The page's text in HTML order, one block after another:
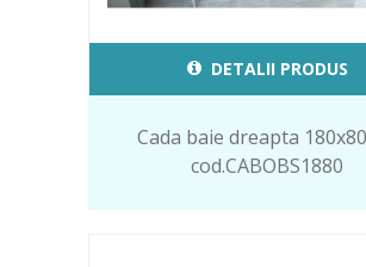
DETALII PRODUS
Cada baie dreapta
cod.CABOBS1880